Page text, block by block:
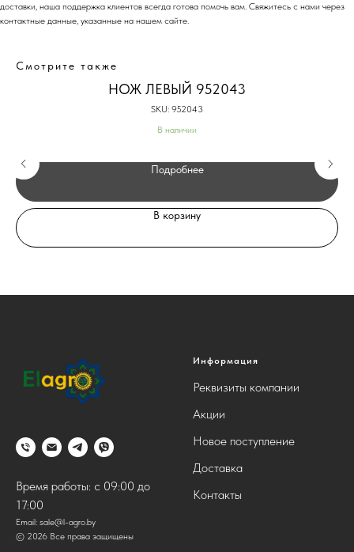
доставки, наша поддержка клиентов всегда готова помочь вам. Свяжитесь с нами через
контактные данные, указанные на нашем сайте.
Смотрите также
НОЖ ЛЕВЫЙ 952043
SKU: 952043
В наличии
Подробнее
В корзину
Время работы: с 09:00 до
17:00
Email: sale@l-agro.by
© 2026 Все права защищены
Информация
Реквизиты компании
Акции
Новое поступление
Доставка
Контакты